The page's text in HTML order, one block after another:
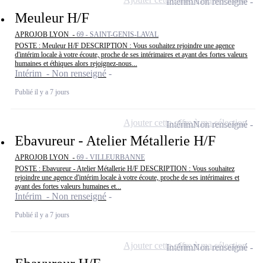
Meuleur H/F
APROJOB LYON - 69 - SAINT-GENIS-LAVAL
POSTE : Meuleur H/F DESCRIPTION : Vous souhaitez rejoindre une agence
d'intérim locale à votre écoute, proche de ses intérimaires et ayant des fortes valeurs
humaines et éthiques alors rejoignez-nous...
Intérim - Non renseigné
Publié il y a 7 jours
Ebavureur - Atelier Métallerie H/F
APROJOB LYON - 69 - VILLEURBANNE
POSTE : Ebavureur - Atelier Métallerie H/F DESCRIPTION : Vous souhaitez
rejoindre une agence d'intérim locale à votre écoute, proche de ses intérimaires et
ayant des fortes valeurs humaines et...
Intérim - Non renseigné
Publié il y a 7 jours
IntérimNon renseigné
Ajouter cette offre à ma sélection
IntérimNon renseigné
Ajouter cette offre à ma sélection